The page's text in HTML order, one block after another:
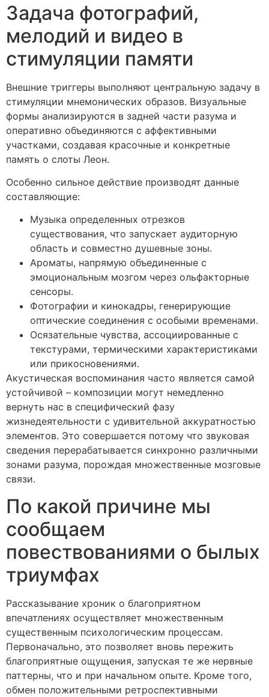
Задача фотографий,
мелодий и видео в
стимуляции памяти
Внешние триггеры выполняют центральную задачу в
стимуляции мнемонических образов. Визуальные
формы анализируются в задней части разума и
оперативно объединяются с аффективными
участками, создавая красочные и конкретные
память о слоты Леон.
Особенно сильное действие производят данные
составляющие:
Музыка определенных отрезков
существования, что запускает аудиторную
область и совместно душевные зоны.
Ароматы, напрямую объединенные с
эмоциональным мозгом через ольфакторные
сенсоры.
Фотографии и кинокадры, генерирующие
оптические соединения с особыми временами.
Осязательные чувства, ассоциированные с
текстурами, термическими характеристиками
или прикосновениями.
Акустическая воспоминания часто является самой
устойчивой – композиции могут немедленно
вернуть нас в специфический фазу
жизнедеятельности с удивительной аккуратностью
элементов. Это совершается потому что звуковая
сведения перерабатывается синхронно различными
зонами разума, порождая множественные мозговые
связи.
По какой причине мы
сообщаем
повествованиями о былых
триумфах
Рассказывание хроник о благоприятном
впечатлениях осуществляет множественным
существенным психологическим процессам.
Первоначально, это позволяет вновь пережить
благоприятные ощущения, запуская те же нервные
паттерны, что и при начальном опыте. Кроме того,
обмен положительными ретроспективными